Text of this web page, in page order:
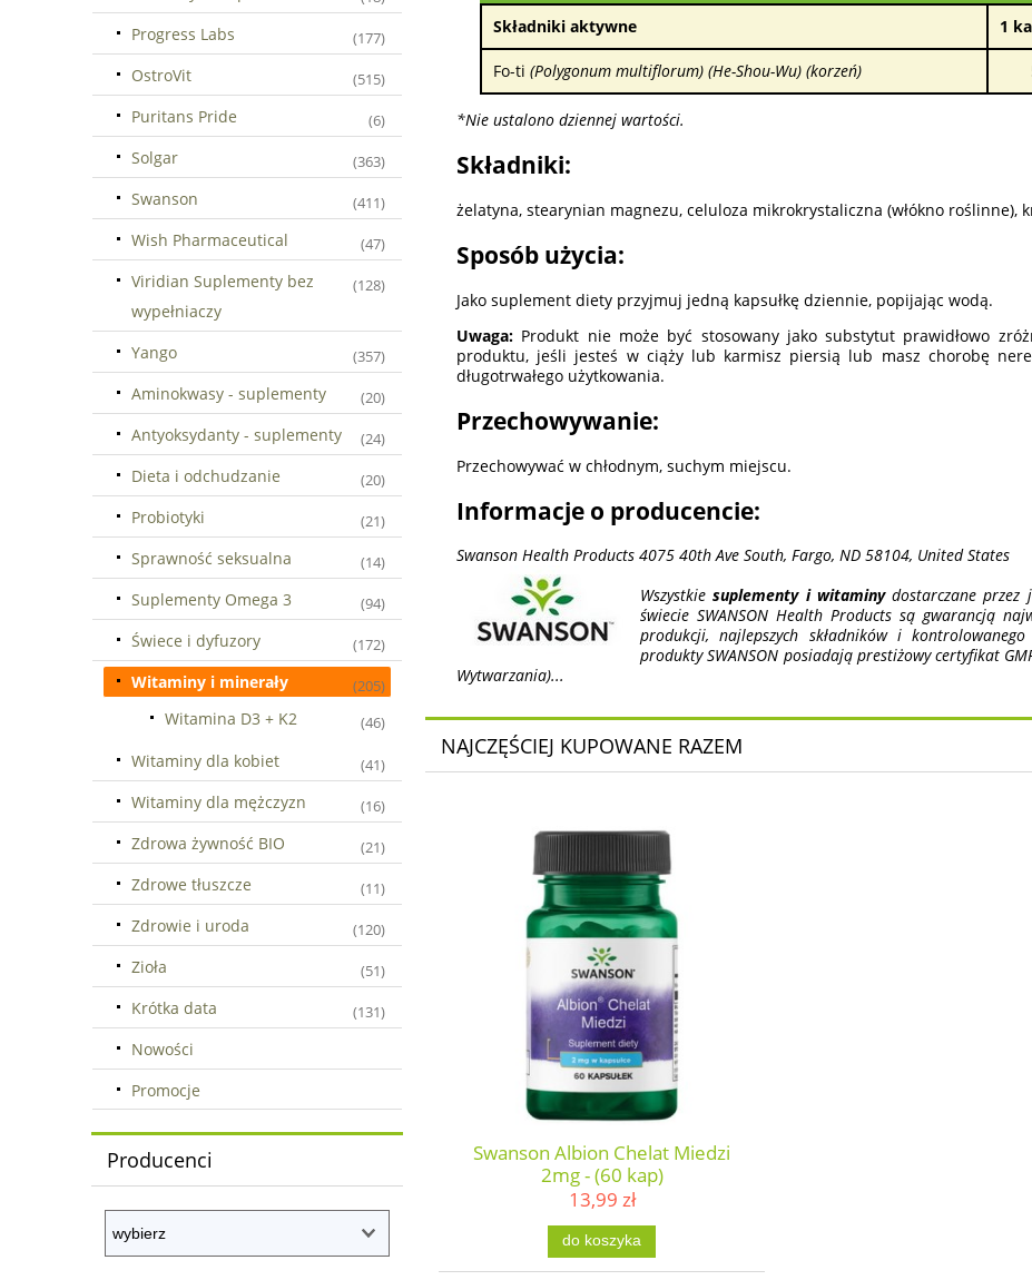
Progress Labs (177)
OstroVit (515)
Puritans Pride (6)
Solgar (363)
Swanson (411)
Wish Pharmaceutical (47)
Viridian Suplementy bez
wypełniaczy
(128)
Yango (357)
Aminokwasy - suplementy (20)
Antyoksydanty - suplementy (24)
Dieta i odchudzanie (20)
Probiotyki (21)
Sprawność seksualna (14)
Suplementy Omega 3 (94)
Świece i dyfuzory (172)
Witaminy i minerały (205)
Witamina D3 + K2 (46)
Witaminy dla kobiet (41)
Witaminy dla mężczyzn (16)
Zdrowa żywność BIO (21)
Zdrowe tłuszcze (11)
Zdrowie i uroda (120)
Zioła (51)
Krótka data (131)
Nowości
Promocje
Producenci
Składniki aktywne 1
Fo-ti (Polygonum multiflorum) (He-Shou-Wu) (korzeń)
*Nie ustalono dziennej wartości.
Składniki:
żelatyna, stearynian magnezu, celuloza mikrokrystaliczna (włókno roślinne),
Sposób użycia:
Jako suplement diety przyjmuj jedną kapsułkę dziennie, popijając wodą.
Uwaga: Produkt nie może być stosowany jako substytut prawidłowo
produktu, jeśli jesteś w ciąży lub karmisz piersią lub masz chorobę
długotrwałego użytkowania.
Przechowywanie:
Przechowywać w chłodnym, suchym miejscu.
Informacje o producencie:
Swanson Health Products 4075 40th Ave South, Fargo, ND 58104, United States
Wszystkiesuplementy i witaminydostarczane przez
świecie SWANSON Health Products są gwarancją
produkcji, najlepszych składników i
produkty SWANSON posiadają prestiżowy certyfikat
Wytwarzania)...
NAJCZĘŚCIEJ KUPOWANE RAZEM
Swanson Albion Chelat Miedzi
2mg - (60 kap)
13,99 zł
do koszyka